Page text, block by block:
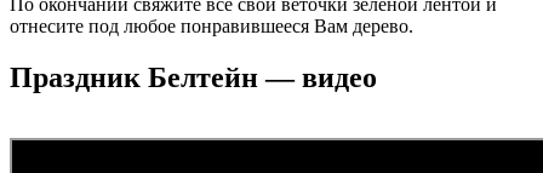
По окончании свяжите все свои веточки зеленой лентой и
отнесите под любое понравившееся Вам дерево.
Праздник Белтейн — видео